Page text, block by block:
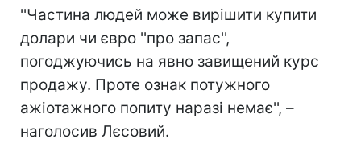
''Частина людей може вирішити купити
долари чи євро ''про запас'',
погоджуючись на явно завищений курс
продажу. Проте ознак потужного
ажіотажного попиту наразі немає'', –
наголосив Лєсовий.